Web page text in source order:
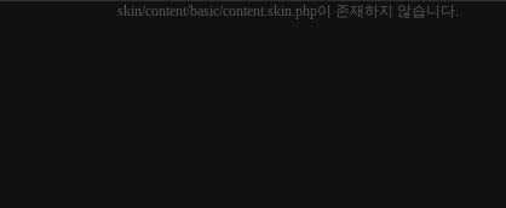
skin/content/basic/content.skin.php이 존재하지 않습니다.